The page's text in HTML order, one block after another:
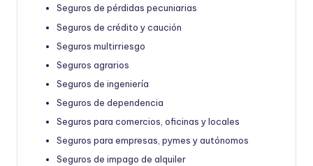
Seguros de pérdidas pecuniarias
Seguros de crédito y caución
Seguros multirriesgo
Seguros agrarios
Seguros de ingeniería
Seguros de dependencia
Seguros para comercios, oficinas y locales
Seguros para empresas, pymes y autónomos
Seguros de impago de alquiler